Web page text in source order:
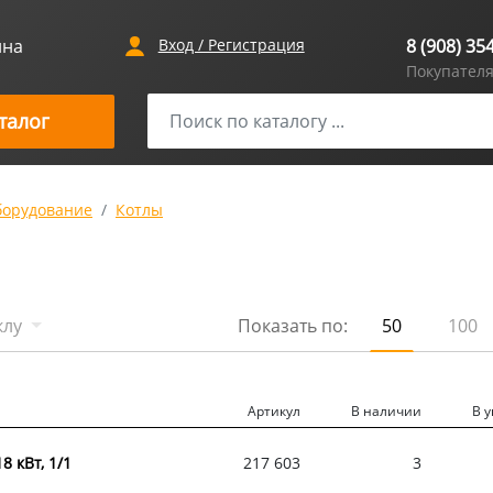
Вход / Регистрация 8 (908)
Котлы
Показать по: 50 100
Артикул В наличии В
кВт, 1/1 217 603 3